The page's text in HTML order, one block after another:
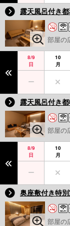
露天風呂付き
部屋の
8/9
日
10
月
露天風呂付き都
部屋の
8/9
日
10
月
奥座敷付き特別
部屋の